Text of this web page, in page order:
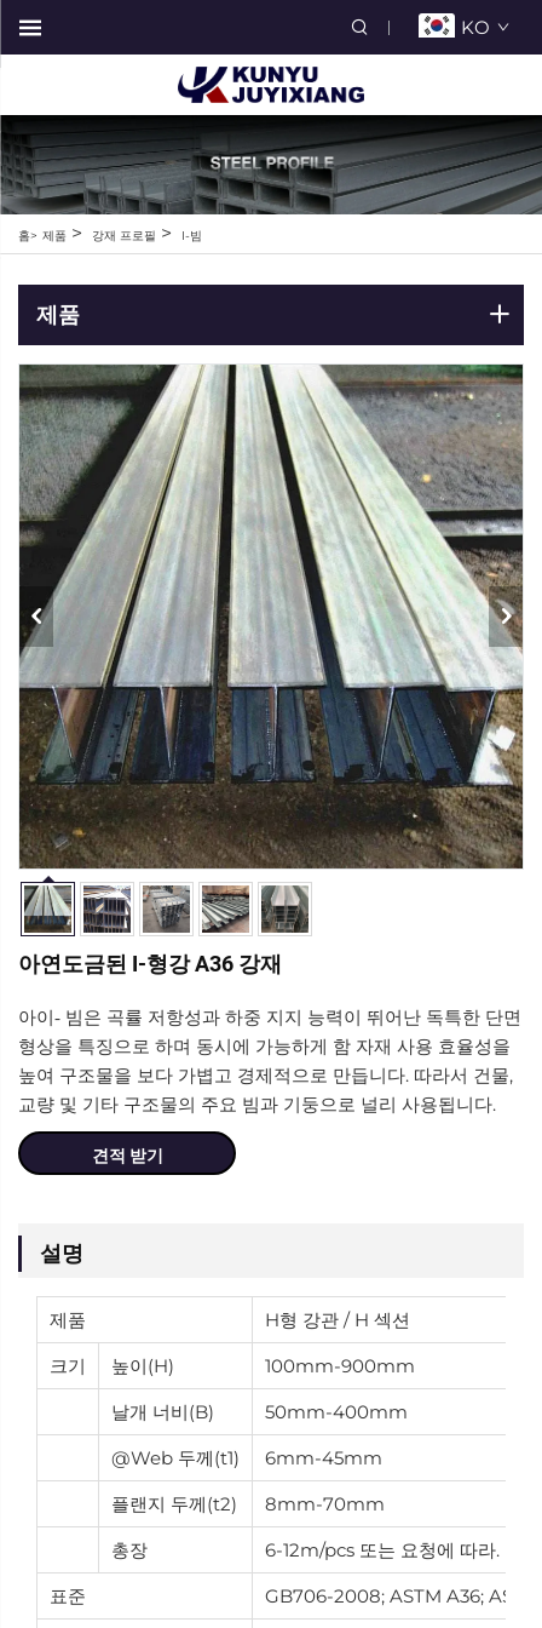
KO
홈> 제품 > 강재 프로필 > I-빔
제품
아연도금된 I-형강 A36 강재
아이- 빔은 곡률 저항성과 하중 지지 능력이 뛰어난 독특한 단면
형상을 특징으로 하며 동시에 가능하게 함 자재 사용 효율성을
높여 구조물을 보다 가볍고 경제적으로 만듭니다. 따라서 건물,
교량 및 기타 구조물의 주요 빔과 기둥으로 널리 사용됩니다.
견적 받기
설명
제품
H형 강관 / H 섹션
크기
높이(H)
100mm-900mm
날개 너비(B)
50mm-400mm
@Web 두께(t1)
6mm-45mm
플랜지 두께(t2)
8mm-70mm
총장
6-12m/pcs 또는 요청에 따라.
표준
GB706-2008; ASTM A36; ASTM